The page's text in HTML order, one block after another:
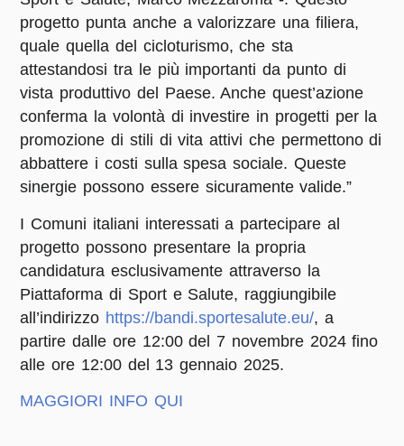
progetto punta anche a valorizzare una filiera,
quale quella del cicloturismo, che sta
attestandosi tra le più importanti da punto di
vista produttivo del Paese. Anche quest’azione
conferma la volontà di investire in progetti per la
promozione di stili di vita attivi che permettono di
abbattere i costi sulla spesa sociale. Queste
sinergie possono essere sicuramente valide.”
I Comuni italiani interessati a partecipare al
progetto possono presentare la propria
candidatura esclusivamente attraverso la
Piattaforma di Sport e Salute, raggiungibile
all’indirizzo https://bandi.sportesalute.eu/, a
partire dalle ore 12:00 del 7 novembre 2024 fino
alle ore 12:00 del 13 gennaio 2025.
MAGGIORI INFO QUI